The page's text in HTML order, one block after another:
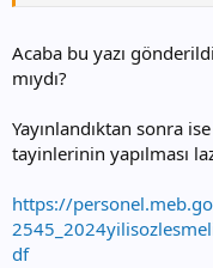
Acaba bu yazı
mıydı?
Yayınlandıktan sonra
tayinlerinin yapılması
https://
df